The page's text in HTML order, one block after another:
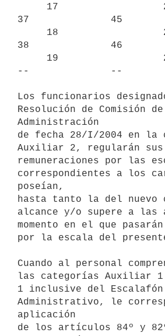
37              45
38              46
--              --
Los funcionarios
Resolución de Comisión de
Administración
de fecha 28/I/2004 en la
Auxiliar 2, regularán sus
remuneraciones por las
correspondientes a los
poseían,
hasta tanto la del nuevo
alcance y/o supere a las
momento en el que
por la escala del
Cuando al personal
las categorías Auxiliar
1 inclusive del Escalafón
Administrativo, le
aplicación
de los artículos 84º y